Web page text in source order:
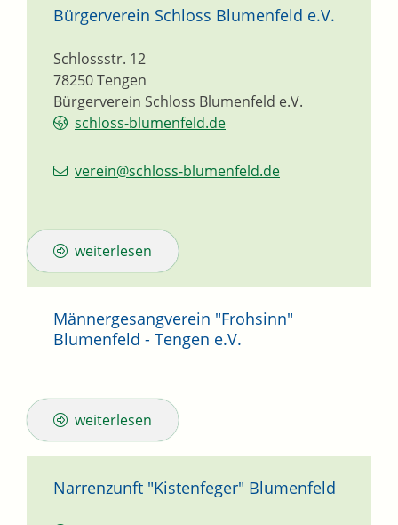
Bürgerverein Schloss Blumenfeld e.V.
Bürgerverein Schloss Blumenfeld e.V.
Schlossstr. 12
78250Tengen
schloss-blumenfeld.de
verein@schloss-blumenfeld.de
weiterlesen
Männergesangverein "Frohsinn"
Blumenfeld - Tengen e.V.
weiterlesen
Narrenzunft "Kistenfeger" Blumenfeld